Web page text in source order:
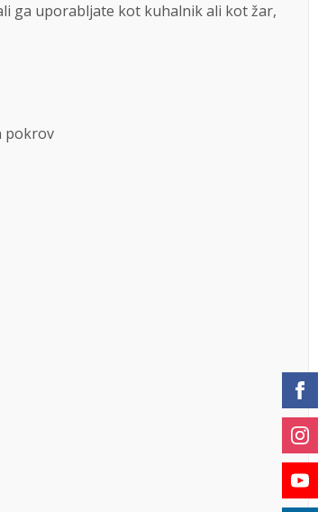
ga uporabljate kot kuhalnik ali kot žar,
pokrov